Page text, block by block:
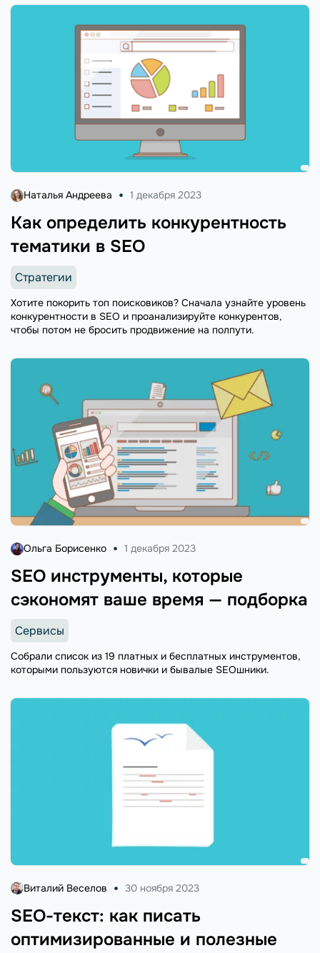
Как определить конкурентность
тематики в SEO
Наталья Андреева 1 декабря 2023
Стратегии
Хотите покорить топ поисковиков? Сначала узнайте уровень
конкурентности в SEO и проанализируйте конкурентов,
чтобы потом не бросить продвижение на полпути.
SEO инструменты, которые
сэкономят ваше время — подборка
Ольга Борисенко 1 декабря 2023
Сервисы
Собрали список из 19 платных и бесплатных инструментов,
которыми пользуются новички и бывалые SEOшники.
SEO-текст: как писать
оптимизированные и полезные
Виталий Веселов 30 ноября 2023